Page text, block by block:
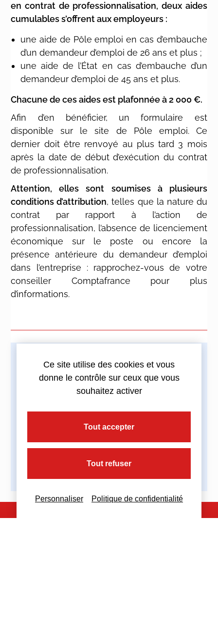
en contrat de professionnalisation, deux aides
cumulables s’offrent aux employeurs :
une aide de Pôle emploi en cas d’embauche
d’un demandeur d’emploi de 26 ans et plus ;
une aide de l’État en cas d’embauche d’un
demandeur d’emploi de 45 ans et plus.
Chacune de ces aides est plafonnée à 2 000 €.
Afin d’en bénéficier, un formulaire est
disponible sur le site de Pôle emploi. Ce
dernier doit être renvoyé au plus tard 3 mois
après la date de début d’exécution du contrat
de professionnalisation.
Attention, elles sont soumises à plusieurs
conditions d’attribution, telles que la nature du
contrat par rapport à l’action de
professionnalisation, l’absence de licenciement
économique sur le poste ou encore la
présence antérieure du demandeur d’emploi
dans l’entreprise : rapprochez-vous de votre
conseiller Comptafrance pour plus
d’informations.
Imprimez cette actualité
Partagez cette actualité :
Ce site utilise des cookies et vous
donne le contrôle sur ceux que vous
souhaitez activer
Tout accepter
Tout refuser
Personnaliser Politique de confidentialité